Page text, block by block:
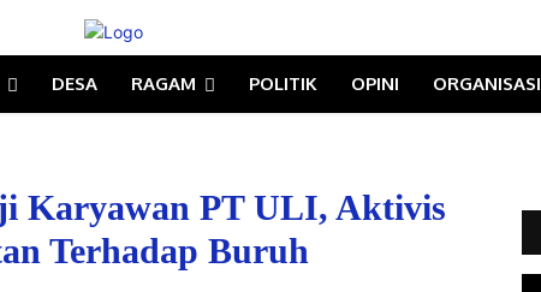
DESA RAGAM POLITIK OPINI ORGANISASI
Karyawan PT ULI, Aktivis
Terhadap Buruh